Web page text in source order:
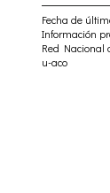
Fecha de
Información
Red Nacional
u-aco